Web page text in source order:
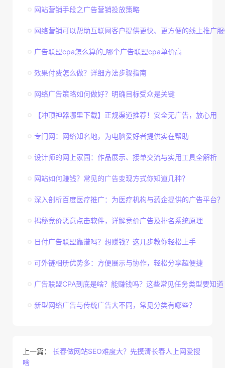
网站营销手段之广告营销投放策略
网络营销可以帮助互联网客户提供更快、更方便的线上推广
广告联盟cpa怎么算的_哪个广告联盟cpa单价高
效果付费怎么做？详细方法步骤指南
网络广告策略如何做好？明确目标受众是关键
【冲顶神器哪里下载】正规渠道推荐！安全无广告，放心用
专门网：网络知名地，为电脑爱好者提供实在帮助
设计师的网上家园：作品展示、接单交流与实用工具全解析
网站如何赚钱？常见的广告变现方式你知道几种？
深入剖析百度医疗推广：为医疗机构与药企提供的广告平台？
揭秘竞价恶意点击软件，详解竞价广告及排名系统原理
日付广告联盟靠谱吗？想赚钱？这几步教你轻松上手
可外链相册优势多：方便展示与协作，轻松分享超便捷
广告联盟CPA到底是啥？能赚钱吗？这些常见任务类型要知道
新型网络广告与传统广告大不同，常见分类有哪些？
上一篇： 长春做网站SEO难度大？先摸清长春人上网爱搜
啥